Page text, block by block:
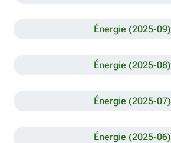
Énergie (2025-09)
Énergie (2025-08)
Énergie (2025-07)
Énergie (2025-06)